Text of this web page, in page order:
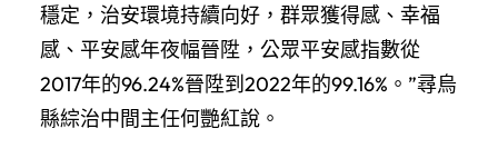
穩定，治安環境持續向好，群眾獲得感、幸福
感、平安感年夜幅晉陞，公眾平安感指數從
2017年的96.24%晉陞到2022年的99.16%。”尋烏
縣綜治中間主任何艷紅說。